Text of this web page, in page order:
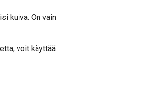
kuiva. On vain
voit käyttää